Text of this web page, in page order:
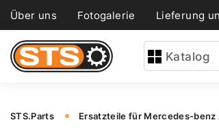
Über uns Fotogalerie Lieferung
Katalog
STS.Parts Ersatzteile für Mercedes-benz